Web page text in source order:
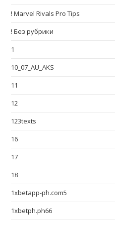
! Marvel Rivals Pro Tips
! Без рубрики
1
10_07_AU_AKS
11
12
123texts
16
17
18
1xbetapp-ph.com5
1xbetph.ph66